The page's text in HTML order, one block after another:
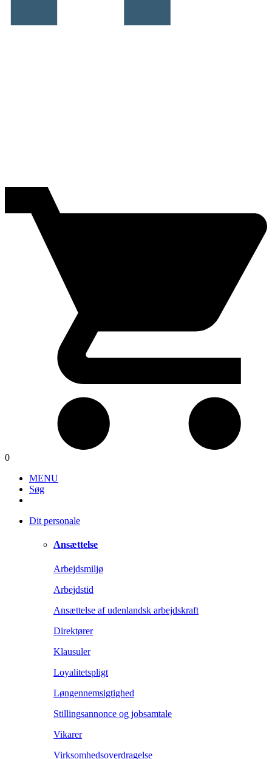
0
MENU
Søg
Dit personale
Ansættelse
Arbejdsmiljø
Arbejdstid
Ansættelse af udenlandsk arbejdskraft
Direktører
Klausuler
Loyalitetspligt
Løngennemsigtighed
Stillingsannonce og jobsamtale
Vikarer
Virksomhedsoverdragelse